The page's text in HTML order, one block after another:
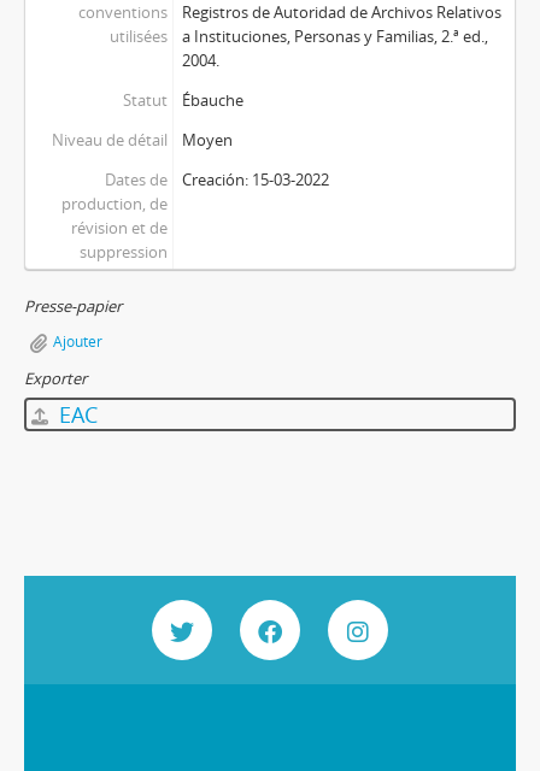
conventions
utilisées
Registros de Autoridad de Archivos Relativos
a Instituciones, Personas y Familias, 2.ª ed.,
2004.
Statut
Ébauche
Niveau de détail
Moyen
Dates de
production, de
révision et de
suppression
Creación: 15-03-2022
Presse-papier
Ajouter
Exporter
EAC